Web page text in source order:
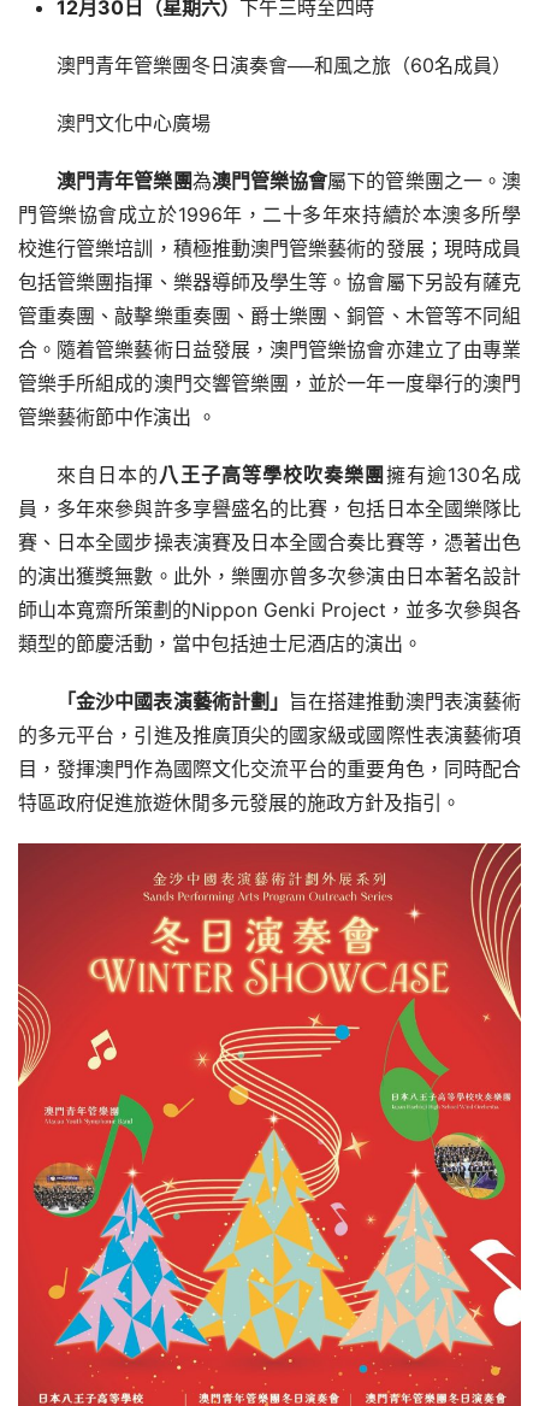
12月 30 日（星期六） 下午三時至四時
澳門青年管樂團冬日演奏會──和風之旅（60名成員）
澳門文化中心廣場
澳門青年管樂團為澳門管樂協會屬下的管樂團之一。澳
門管樂協會成立於1996年，二十多年來持續於本澳多所學
校進行管樂培訓，積極推動澳門管樂藝術的發展；現時成員
包括管樂團指揮、樂器導師及學生等。協會屬下另設有薩克
管重奏團、敲擊樂重奏團、爵士樂團、銅管、木管等不同組
合。隨着管樂藝術日益發展，澳門管樂協會亦建立了由專業
管樂手所組成的澳門交響管樂團，並於一年一度舉行的澳門
管樂藝術節中作演出 。
來自日本的八王子高等學校吹奏樂團 擁有逾130名成
員，多年來參與許多享譽盛名的比賽，包括日本全國樂隊比
賽、日本全國步操表演賽及日本全國合奏比賽等，憑著出色
的演出獲獎無數。此外，樂團亦曾多次參演由日本著名設計
師山本寬齋所策劃的Nippon Genki Project，並多次參與各
類型的節慶活動，當中包括迪士尼酒店的演出。
「金沙中國表演藝術計劃」 旨在搭建推動澳門表演藝術
的多元平台，引進及推廣頂尖的國家級或國際性表演藝術項
目，發揮澳門作為國際文化交流平台的重要角色，同時配合
特區政府促進旅遊休閒多元發展的施政方針及指引。